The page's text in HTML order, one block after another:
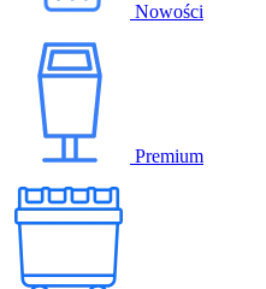
Nowości
Premium